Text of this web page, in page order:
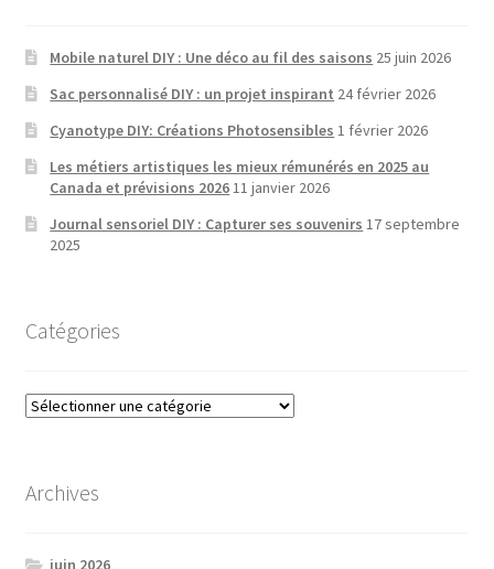
Mobile naturel DIY : Une déco au fil des saisons 25 juin 2026
Sac personnalisé DIY : un projet inspirant 24 février 2026
Cyanotype DIY: Créations Photosensibles 1 février 2026
Les métiers artistiques les mieux rémunérés en 2025 au
Canada et prévisions 202611 janvier 2026
Journal sensoriel DIY : Capturer ses souvenirs 17 septembre
2025
Catégories
Catégories
Archives
juin 2026